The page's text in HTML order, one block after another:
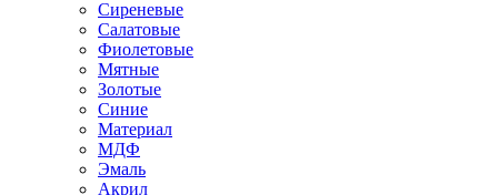
Сиреневые
Салатовые
Фиолетовые
Мятные
Золотые
Синие
Материал
МДФ
Эмаль
Акрил